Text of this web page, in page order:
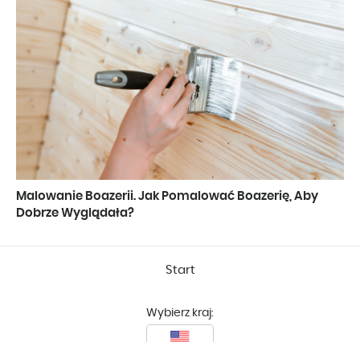
Malowanie Boazerii. Jak Pomalować Boazerię, Aby
Dobrze Wyglądała?
Start
Wybierz kraj: